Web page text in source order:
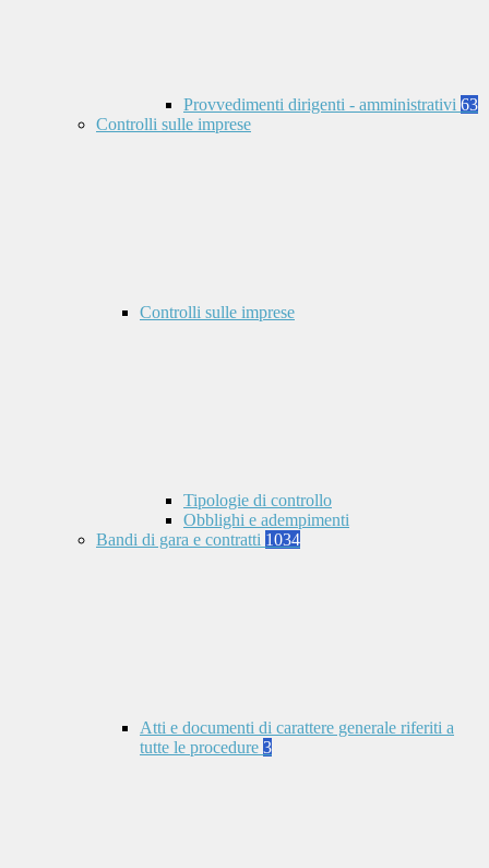
Provvedimenti dirigenti - amministrativi 63
Controlli sulle imprese
Controlli sulle imprese
Tipologie di controllo
Obblighi e adempimenti
Bandi di gara e contratti 1034
Atti e documenti di carattere generale riferiti a
tutte le procedure 3